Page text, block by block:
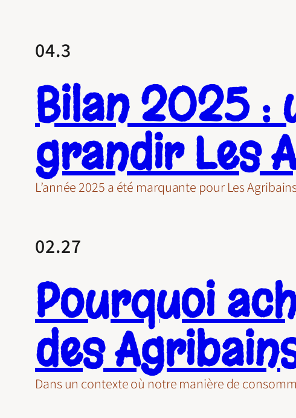
04.3
Bilan 2025 :
grandir Les
L’année 2025 a été marquante pour Les
02.27
Pourquoi
des
Dans un contexte où notre manière de